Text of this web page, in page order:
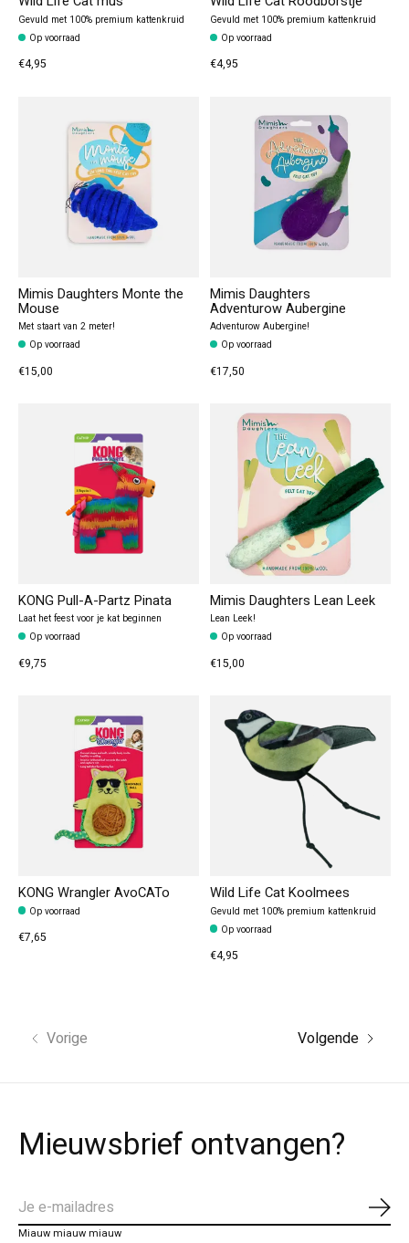
Gevuld met 100% premium kattenkruid
Op voorraad
€4,95
Gevuld met 100% premium kattenkruid
Op voorraad
€4,95
Mimis Daughters Monte the
Mouse
Met staart van 2 meter!
Op voorraad
€15,00
Mimis Daughters
Adventurow Aubergine
Adventurow Aubergine!
Op voorraad
€17,50
KONG Pull-A-Partz Pinata
Laat het feest voor je kat beginnen
Op voorraad
€9,75
Mimis Daughters Lean Leek
Lean Leek!
Op voorraad
€15,00
KONG Wrangler AvoCATo
Op voorraad
€7,65
Wild Life Cat Koolmees
Gevuld met 100% premium kattenkruid
Op voorraad
€4,95
Vorige Volgende
Mieuwsbrief ontvangen?
Miauw miauw miauw